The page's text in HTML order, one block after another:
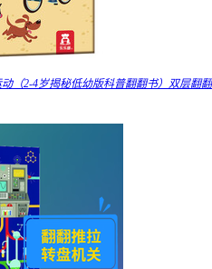
（2-4岁揭秘低幼版科普翻翻书）双层翻翻